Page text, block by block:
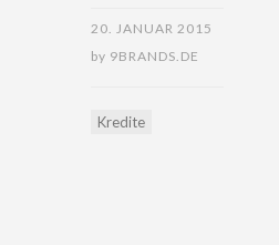
20. JANUAR 2015
by 9BRANDS.DE
Kredite